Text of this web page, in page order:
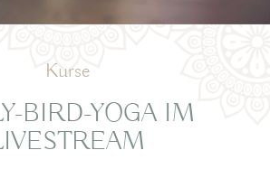
Kurse
BIRD-YOGA IM